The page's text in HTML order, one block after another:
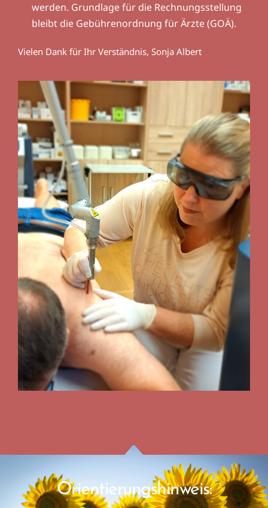
werden. Grundlage für die Rechnungsstellung
bleibt die Gebührenordnung für Ärzte (GOÄ).
Vielen Dank für Ihr Verständnis, Sonja Albert
Orientierungshinweis: